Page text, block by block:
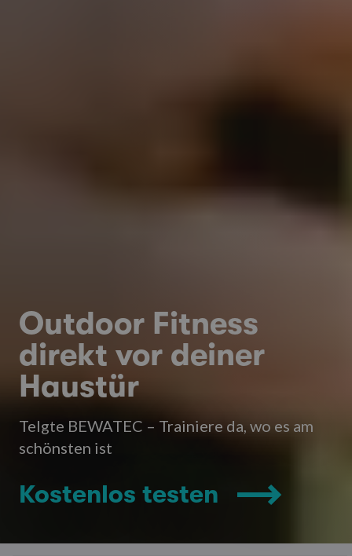
Outdoor Fitness
direkt vor deiner
Haustür
Telgte BEWATEC – Trainiere da, wo es am
schönsten ist
Kostenlos testen